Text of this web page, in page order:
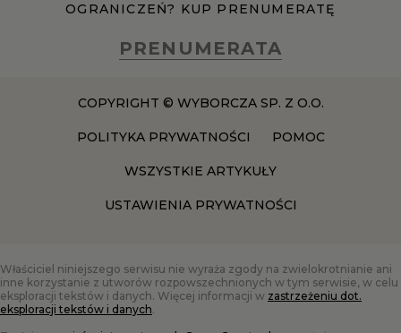
OGRANICZEŃ? KUP PRENUMERATĘ
PRENUMERATA
COPYRIGHT © WYBORCZA SP. Z O.O.
POLITYKA PRYWATNOŚCI POMOC
WSZYSTKIE ARTYKUŁY
USTAWIENIA PRYWATNOŚCI
Właściciel niniejszego serwisu nie wyraża zgody na zwielokrotnianie ani
inne korzystanie z utworów rozpowszechnionych w tym serwisie, w celu
eksploracji tekstów i danych. Więcej informacji w zastrzeżeniu dot.
eksploracji tekstów i danych.